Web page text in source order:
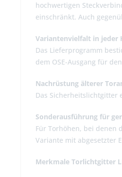
hochwertigen
einschränkt. Auch
Variantenvielfalt in jeder
Das Lieferprogramm
dem OSE-Ausgang für
Nachrüstung älterer
Das Sicherheitslichtgitter
Sonderausführung für
Für Torhöhen, bei denen
Variante mit abgesetzter
Merkmale Torlichtgitter